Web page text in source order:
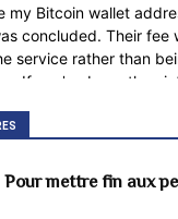
my Bitcoin wallet
concluded. Their fee
service rather than
If you've been the
ask questions,
Every case is
verify information and
Pour mettre fin aux